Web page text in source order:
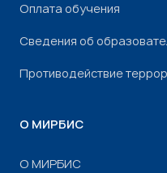
Оплата обучения
Сведения об
Противодействие
О МИРБИС
О МИРБИС